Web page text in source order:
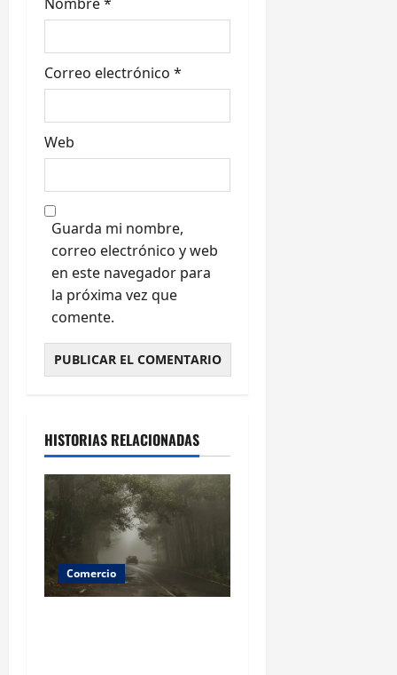
d
a
s
Correo electrónico *
Web
Guarda mi nombre,
correo electrónico y web
en este navegador para
la próxima vez que
comente.
HISTORIAS RELACIONADAS
Comercio